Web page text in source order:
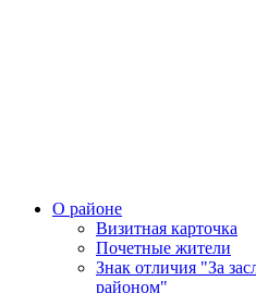
О районе
Визитная карточка
Почетные жители
Знак отличия "За
районом"